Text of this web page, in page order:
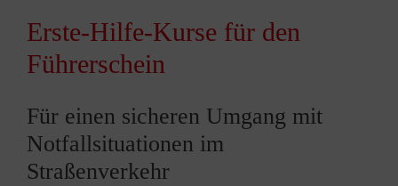
Erste-Hilfe-Kurse für den
Führerschein
Für einen sicheren Umgang mit
Notfallsituationen im
Straßenverkehr